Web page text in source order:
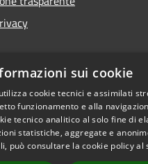
di accessibilità
Copyright © 2026
Spoleto •
sui cookie
cookie tecnici e assimilati
funzionamento e alla
tecnico analitico al solo fine di
statistiche, aggregate e
può consultare la cookie policy al